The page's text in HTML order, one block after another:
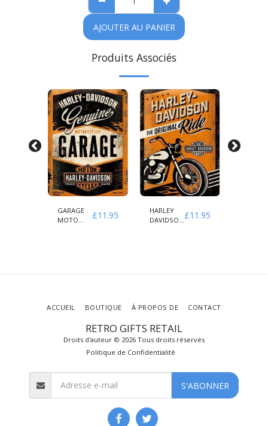
AJOUTER AU PANIER
Produits Associés
GARAGE
MOTO
£11.95
HARLEY
DAVIDSON
£11.95
RETRO GIFTS RETAIL
Droits d'auteur © 2026 Tous droits réservés
Politique de Confidentialité
ACCUEIL BOUTIQUE À PROPOS DE CONTACT
S'ABONNER